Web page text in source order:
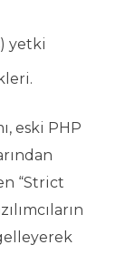
yetki
eski PHP
“Strict